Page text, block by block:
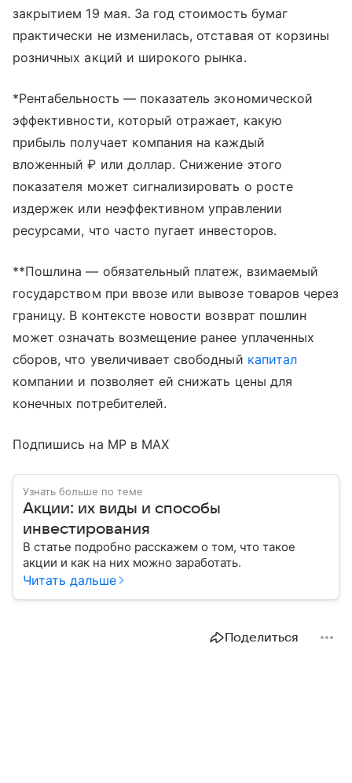
закрытием 19 мая. За год стоимость бумаг
практически не изменилась, отставая от корзины
розничных акций и широкого рынка.
*Рентабельность — показатель экономической
эффективности, который отражает, какую
прибыль получает компания на каждый
вложенный ₽ или доллар. Снижение этого
показателя может сигнализировать о росте
издержек или неэффективном управлении
ресурсами, что часто пугает инвесторов.
**Пошлина — обязательный платеж, взимаемый
государством при ввозе или вывозе товаров через
границу. В контексте новости возврат пошлин
может означать возмещение ранее уплаченных
сборов, что увеличивает свободный капитал
компании и позволяет ей снижать цены для
конечных потребителей.
Подпишись на MP в MAX
Узнать больше по теме
Акции: их виды и способы
инвестирования
В статье подробно расскажем о том, что такое
акции и как на них можно заработать.
Читать дальше
Поделиться